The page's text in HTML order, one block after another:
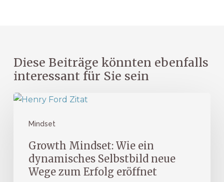
Diese Beiträge könnten ebenfalls
interessant für Sie sein
Mindset
Growth
dynamisches
Selbstbild
Growth Mindset: Wie ein
dynamisches Selbstbild neue
Wege zum Erfolg eröffnet